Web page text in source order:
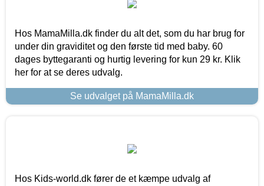
Hos MamaMilla.dk finder du alt det, som du har brug for
under din graviditet og den første tid med baby. 60
dages byttegaranti og hurtig levering for kun 29 kr. Klik
her for at se deres udvalg.
Se udvalget på MamaMilla.dk
Hos Kids-world.dk fører de et kæmpe udvalg af